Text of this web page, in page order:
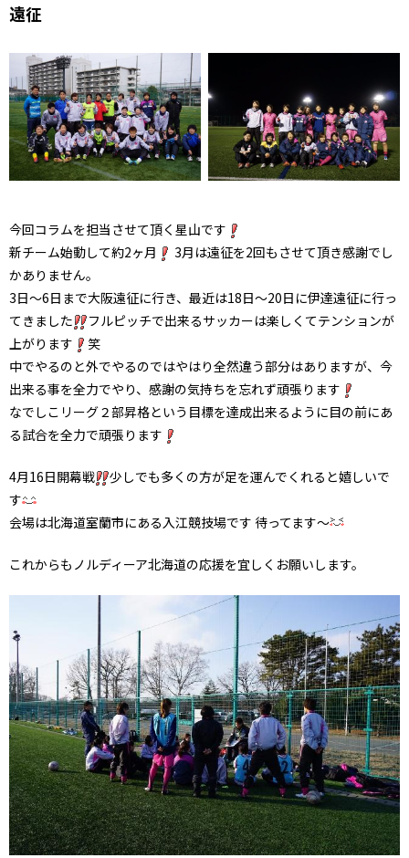
遠征
今回コラムを担当させて頂く星山です
新チーム始動して約2ヶ月
3月は遠征を2回もさせて頂き感謝でし
かありません。
3日〜6日まで大阪遠征に行き、最近は18日〜20日に伊達遠征に行っ
てきました
フルピッチで出来るサッカーは楽しくてテンションが
上がります
笑
中でやるのと外でやるのではやはり全然違う部分はありますが、今
出来る事を全力でやり、感謝の気持ちを忘れず頑張ります
なでしこリーグ２部昇格という目標を達成出来るように目の前にあ
る試合を全力で頑張ります
4月16日開幕戦
少しでも多くの方が足を運んでくれると嬉しいで
す
会場は北海道室蘭市にある入江競技場です 待ってます〜
これからもノルディーア北海道の応援を宜しくお願いします。